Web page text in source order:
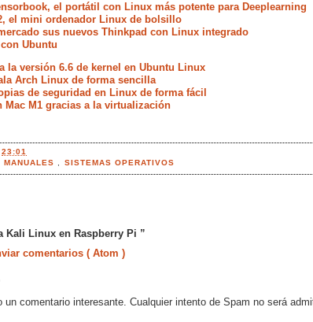
el portátil con Linux más potente para Deeplearning
el mini ordenador Linux de bolsillo
sus nuevos Thinkpad con Linux integrado
Ubuntu
la versión 6.6 de kernel en Ubuntu Linux
Arch Linux de forma sencilla
de seguridad en Linux de forma fácil
Mac M1 gracias a la virtualización
23:01
,MANUALES SISTEMAS OPERATIVOS
Kali Linux en Raspberry Pi ”
comentarios ( Atom )
un comentario interesante. Cualquier intento de Spam no será